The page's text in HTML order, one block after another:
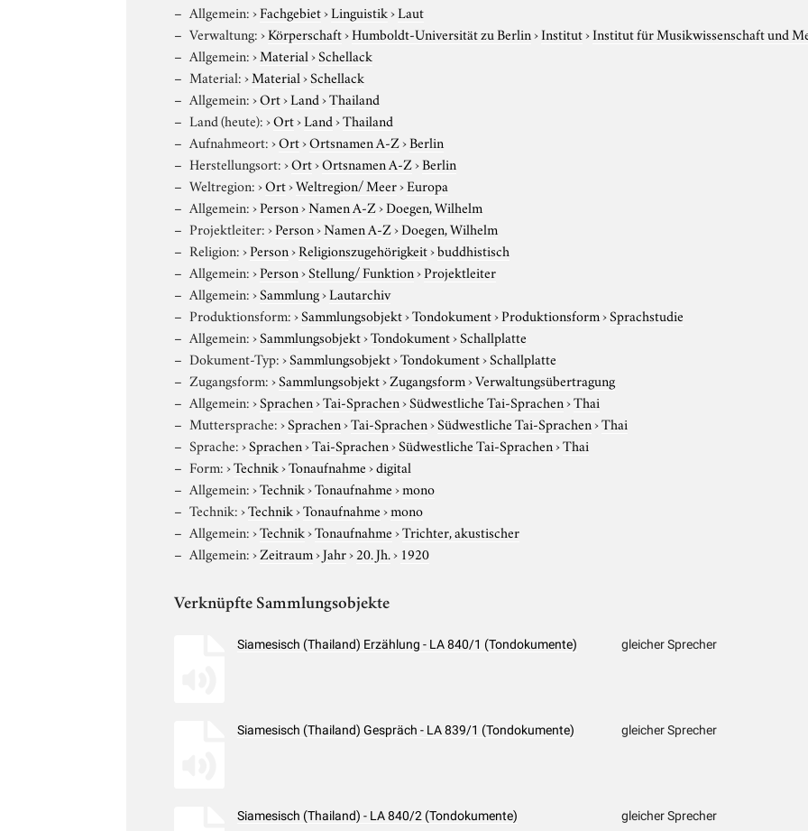
Allgemein:›Fachgebiet›Linguistik›Laut
Verwaltung:›Körperschaft›Humboldt-Universität zu Berlin›Institut›Institut für Musikwissenschaft und
Allgemein:›Material›Schellack
Material:›Material›Schellack
Allgemein:›Ort›Land›Thailand
Land (heute):›Ort›Land›Thailand
Aufnahmeort:›Ort›Ortsnamen A-Z›Berlin
Herstellungsort:›Ort›Ortsnamen A-Z›Berlin
Weltregion:›Ort›Weltregion/ Meer›Europa
Allgemein:›Person›Namen A-Z›Doegen, Wilhelm
Projektleiter:›Person›Namen A-Z›Doegen, Wilhelm
Religion:›Person›Religionszugehörigkeit›buddhistisch
Allgemein:›Person›Stellung/ Funktion›Projektleiter
Allgemein:›Sammlung›Lautarchiv
Produktionsform:›Sammlungsobjekt›Tondokument›Produktionsform›Sprachstudie
Allgemein:›Sammlungsobjekt›Tondokument›Schallplatte
Dokument-Typ:›Sammlungsobjekt›Tondokument›Schallplatte
Zugangsform:›Sammlungsobjekt›Zugangsform›Verwaltungsübertragung
Allgemein:›Sprachen›Tai-Sprachen›Südwestliche Tai-Sprachen›Thai
Muttersprache:›Sprachen›Tai-Sprachen›Südwestliche Tai-Sprachen›Thai
Sprache:›Sprachen›Tai-Sprachen›Südwestliche Tai-Sprachen›Thai
Form:›Technik›Tonaufnahme›digital
Allgemein:›Technik›Tonaufnahme›mono
Technik:›Technik›Tonaufnahme›mono
Allgemein:›Technik›Tonaufnahme›Trichter, akustischer
Allgemein:›Zeitraum›Jahr›20. Jh.› 1920
Verknüpfte Sammlungsobjekte
Siamesisch (Thailand) Erzählung - LA 840/1 (Tondokumente) gleicher Sprecher
Siamesisch (Thailand) Gespräch - LA 839/1 (Tondokumente) gleicher Sprecher
Siamesisch (Thailand) - LA 840/2 (Tondokumente) gleicher Sprecher